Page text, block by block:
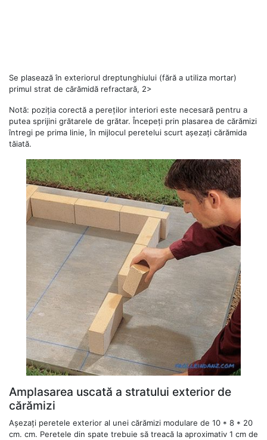
Se plasează în exteriorul dreptunghiului (fără a utiliza mortar)
primul strat de cărămidă refractară, 2>
Notă: poziția corectă a pereților interiori este necesară pentru a
putea sprijini grătarele de grătar. Începeți prin plasarea de cărămizi
întregi pe prima linie, în mijlocul peretelui scurt așezați cărămida
tăiată.
Amplasarea uscată a stratului exterior de
cărămizi
Așezați peretele exterior al unei cărămizi modulare de 10 * 8 * 20
cm. cm. Peretele din spate trebuie să treacă la aproximativ 1 cm de